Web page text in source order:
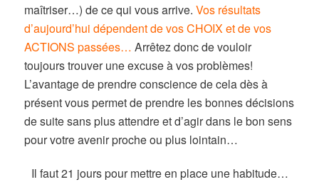
maîtriser…) de ce qui vous arrive.Vos résultats
d’aujourd’hui dépendent de vos CHOIX et de vos
ACTIONS passées… Arrêtez donc de vouloir
toujours trouver une excuse à vos problèmes!
L’avantage de prendre conscience de cela dès à
présent vous permet de prendre les bonnes décisions
de suite sans plus attendre et d’agir dans le bon sens
pour votre avenir proche ou plus lointain…
Il faut 21 jours pour mettre en place une habitude…